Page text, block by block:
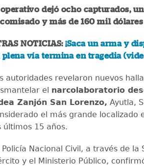
dejó ocho capturados,
y más de 160 mil
NOTICIAS:¡Saca un arma y
plena vía termina en tragedia
autoridades revelaron nuevos
el narcolaboratorio
Zanjón San Lorenzo, Ayutla,
el más grande localizado
últimos 15 años.
Policía Nacional Civil, a través de la
y el Ministerio Público,